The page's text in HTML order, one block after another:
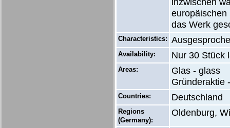
inzwischen
europäischen
das Werk
Characteristics:
Availability: Nur 30 Stück
Areas:
Glas - glass
Gründeraktie
Countries: Deutschland
Regions
(Germany):
Oldenburg,